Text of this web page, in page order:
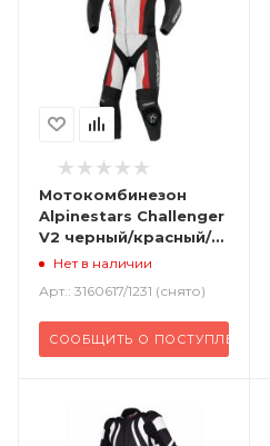
Мотокомбинезон
Alpinestars Challenger
V2 черный/красный/
белый/флуо
Нет в наличии
Арт.: 3160617/1231 (снято)
СООБЩИТЬ О ПОСТУПЛЕНИИ